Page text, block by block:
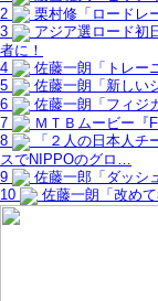
2
栗村修「ロードレ
3
アジア選ロード初
者に！
4
佐藤一朗「トレー
5
佐藤一朗「新しい
6
佐藤一朗「フィジ
7
ＭＴＢムービー『
8
「２人の日本人
スでNIPPOのグロ…
9
佐藤一郎「ダッシ
10
佐藤一朗「改め